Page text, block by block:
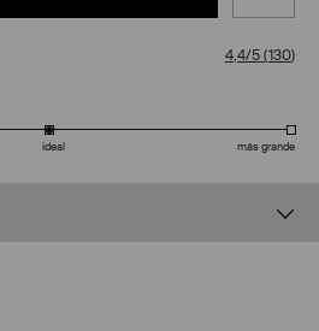
4,4/5(130)
ideal más grande